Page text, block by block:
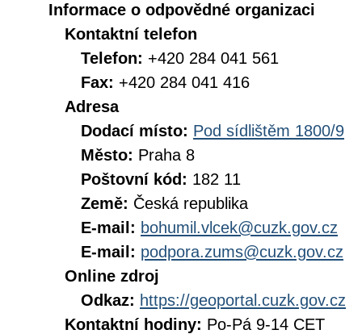
Informace o odpovědné organizaci
Kontaktní telefon
Telefon: +420 284 041 561
Fax: +420 284 041 416
Adresa
Dodací místo: Pod sídlištěm 1800/9
Město: Praha 8
Poštovní kód: 182 11
Země: Česká republika
E-mail: bohumil.vlcek@cuzk.gov.cz
E-mail: podpora.zums@cuzk.gov.cz
Online zdroj
Odkaz: https://geoportal.cuzk.gov.cz
Kontaktní hodiny: Po-Pá 9-14 CET